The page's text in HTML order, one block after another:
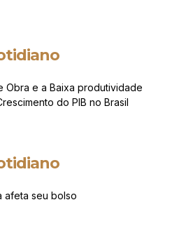
Obra e a Baixa produtividade
do PIB no Brasil
afeta seu bolso